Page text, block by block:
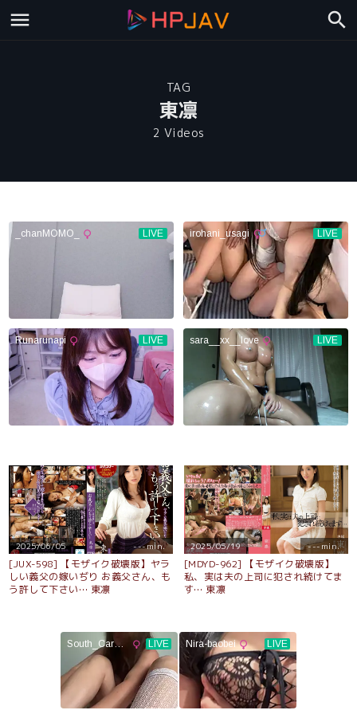
TAG
東凛
2 Videos
2025/06/05 ---min.
[JUX-598] 【モザイク破壊版】ヤラ
しい義父の嫁いぢり お義父さん、も
う許して下さい… 東凛
2025/05/19 ---min.
[MDYD-962] 【モザイク破壊版】
私、実は夫の上司に犯され続けてま
す… 東凛